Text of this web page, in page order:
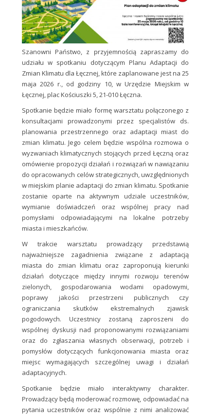
Szanowni Państwo, z przyjemnością zapraszamy do
udziału w spotkaniu dotyczącym Planu Adaptacji do
Zmian Klimatu dla Łęcznej, które zaplanowane jest na 25
maja 2026 r., od godziny 10, w Urzędzie Miejskim w
Łęcznej, plac Kościuszki 5, 21-010 Łęczna.
Spotkanie będzie miało formę warsztatu połączonego z
konsultacjami prowadzonymi przez specjalistów ds.
planowania przestrzennego oraz adaptacji miast do
zmian klimatu. Jego celem będzie wspólna rozmowa o
wyzwaniach klimatycznych stojących przed Łęczną oraz
omówienie propozycji działań i rozwiązań w nawiązaniu
do opracowanych celów strategicznych, uwzględnionych
w miejskim planie adaptacji do zmian klimatu. Spotkanie
zostanie oparte na aktywnym udziale uczestników,
wymianie doświadczeń oraz wspólnej pracy nad
pomysłami odpowiadającymi na lokalne potrzeby
miasta i mieszkańców.
W trakcie warsztatu prowadzący przedstawią
najważniejsze zagadnienia związane z adaptacją
miasta do zmian klimatu oraz zaproponują kierunki
działań dotyczące między innymi rozwoju terenów
zielonych, gospodarowania wodami opadowymi,
poprawy jakości przestrzeni publicznych czy
ograniczania skutków ekstremalnych zjawisk
pogodowych. Uczestnicy zostaną zaproszeni do
wspólnej dyskusji nad proponowanymi rozwiązaniami
oraz do zgłaszania własnych obserwacji, potrzeb i
pomysłów dotyczących funkcjonowania miasta oraz
miejsc wymagających szczególnej uwagi i działań
adaptacyjnych.
Spotkanie będzie miało interaktywny charakter.
Prowadzący będą moderować rozmowę, odpowiadać na
pytania uczestników oraz wspólnie z nimi analizować